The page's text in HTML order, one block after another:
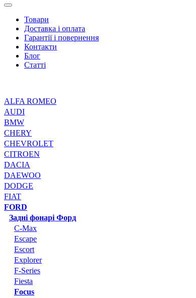
Товари
Доставка і оплата
Гарантії і повернення
Контакти
Блог
Статті
ALFA ROMEO
AUDI
BMW
CHERY
CHEVROLET
CITROEN
DACIA
DAEWOO
DODGE
FIAT
FORD
Задні фонарі Форд
C-Max
Escape
Escort
Explorer
F-Series
Fiesta
Focus